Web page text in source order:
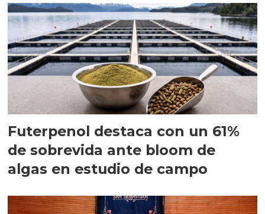
Futerpenol destaca con un 61%
de sobrevida ante bloom de
algas en estudio de campo